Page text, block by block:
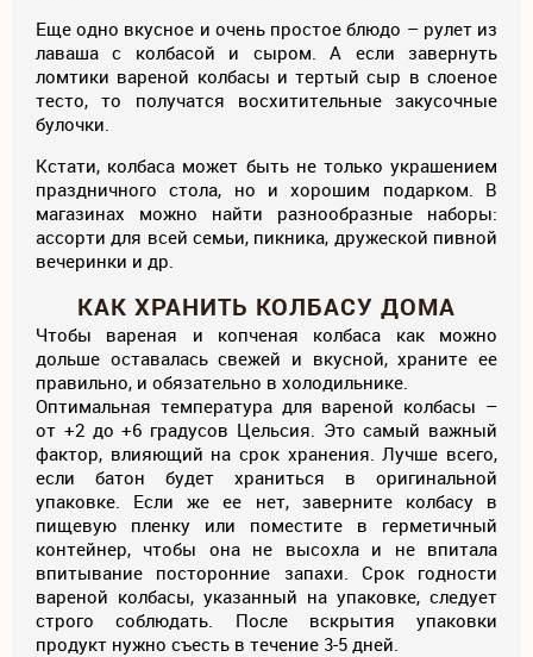
Еще одно вкусное и очень простое блюдо – рулет из
лаваша с колбасой и сыром. А если завернуть
ломтики вареной колбасы и тертый сыр в слоеное
тесто, то получатся восхитительные закусочные
булочки.
Кстати, колбаса может быть не только украшением
праздничного стола, но и хорошим подарком. В
магазинах можно найти разнообразные наборы:
ассорти для всей семьи, пикника, дружеской пивной
вечеринки и др.
КАК ХРАНИТЬ КОЛБАСУ ДОМА
Чтобы вареная и копченая колбаса как можно
дольше оставалась свежей и вкусной, храните ее
правильно, и обязательно в холодильнике.
Оптимальная температура для вареной колбасы –
от +2 до +6 градусов Цельсия. Это самый важный
фактор, влияющий на срок хранения. Лучше всего,
если батон будет храниться в оригинальной
упаковке. Если же ее нет, заверните колбасу в
пищевую пленку или поместите в герметичный
контейнер, чтобы она не высохла и не впитала
впитывание посторонние запахи. Срок годности
вареной колбасы, указанный на упаковке, следует
строго соблюдать. После вскрытия упаковки
продукт нужно съесть в течение 3-5 дней.